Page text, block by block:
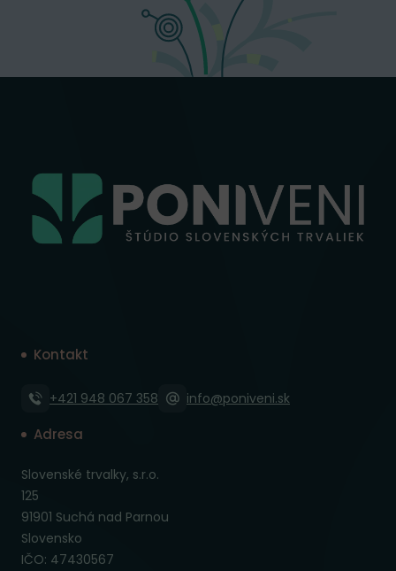
Kontakt
+421 948 067 358 info@poniveni.sk
Adresa
Slovenské trvalky, s.r.o.
125
91901 Suchá nad Parnou
Slovensko
IČO: 47430567